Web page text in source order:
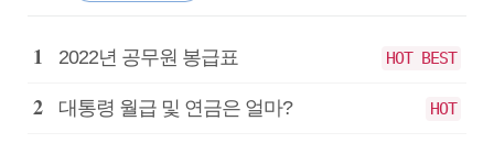
공
원
2022년 공무원 봉급표 HOT BEST
대통령 월급 및 연금은 얼마? HOT